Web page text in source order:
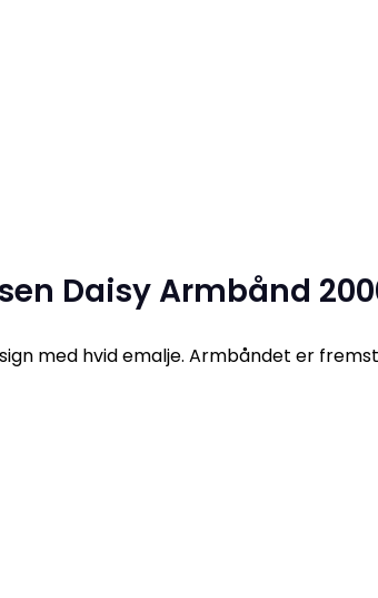
Daisy Armbånd
med hvid emalje. Armbåndet er